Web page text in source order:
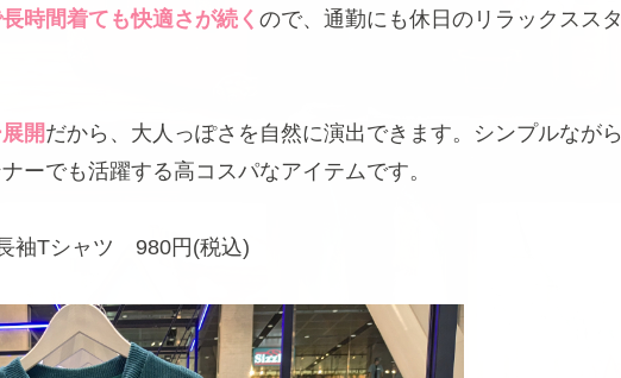
時間着ても快適さが続く ので、通勤にも休日のリラックススタ
開だから、大人っぽさを自然に演出できます。シンプルながら
ーでも活躍する高コスパなアイテムです。
袖Tシャツ 980円(税込)